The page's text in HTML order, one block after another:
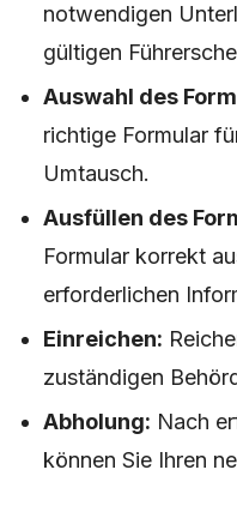
notwendigen
gültigen
Auswahl des
richtige Formular
Umtausch.
Ausfüllen des
Formular korrekt
erforderlichen
Einreichen:
zuständigen
Abholung: Nach
können Sie Ihren